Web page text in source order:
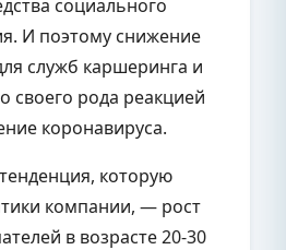
социального
И поэтому снижение
служб каршеринга и
своего рода реакцией
коронавируса.
которую
компании, — рост
в возрасте 20-30